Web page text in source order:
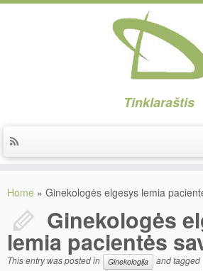
Tinklaraštis
Protezavimas
Higiena
Home » Ginekologės elgesys lemia
Ginekologės
lemia pacientės
This entry was posted in Ginekologija and tagged